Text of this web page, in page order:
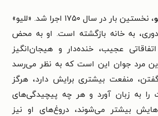
، نخستین بار در سال ۱۷۵۰ اجرا شد. «للیو»
به خانه بازگشته است. او به محض
عجیب، خنده‌دار و هیجان‌انگیز
مرد جوان این است که به نظر می‌رسد
منفعت بیشتری برایش دارد، هرگز
را به زبان آورد و هر چه پیچیدگی‌های
بیشتر می‌شوند، دروغ‌های او نیز